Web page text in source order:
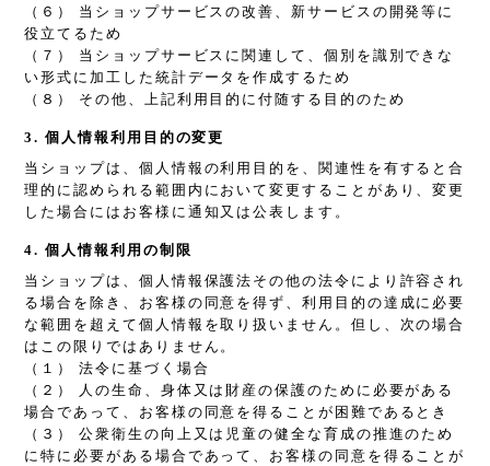
（６） 当ショップサービスの改善、新サービスの開発等に
役立てるため
（７） 当ショップサービスに関連して、個別を識別できな
い形式に加工した統計データを作成するため
（８） その他、上記利用目的に付随する目的のため
3. 個人情報利用目的の変更
当ショップは、個人情報の利用目的を、関連性を有すると合
理的に認められる範囲内において変更することがあり、変更
した場合にはお客様に通知又は公表します。
4. 個人情報利用の制限
当ショップは、個人情報保護法その他の法令により許容され
る場合を除き、お客様の同意を得ず、利用目的の達成に必要
な範囲を超えて個人情報を取り扱いません。但し、次の場合
はこの限りではありません。
（１） 法令に基づく場合
（２） 人の生命、身体又は財産の保護のために必要がある
場合であって、お客様の同意を得ることが困難であるとき
（３） 公衆衛生の向上又は児童の健全な育成の推進のため
に特に必要がある場合であって、お客様の同意を得ることが